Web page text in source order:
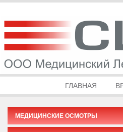
ГЛАВНАЯ
МЕДИЦИНСКИЕ ОСМОТРЫ